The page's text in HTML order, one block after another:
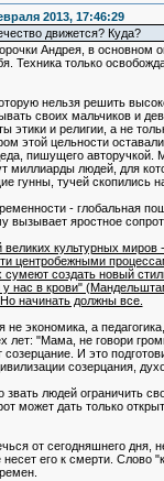
2013, 17:46:29
движется? Куда?
Андрея, в основном
Техника только
нельзя решить
своих мальчиков и
этики и религии, а не
этой цельности
пишущего авторучкой.
миллиарды людей, для
гунны, тучей скопились
- глобальная
вызывает яростное
культурных
центробежными
создать новый
у нас в крови"
начинать должны все.
экономика, а
лет: "Мама, не говори
созерцание. И это
созерцания,
людей ограничить
может дать только
от сегодняшнего
несет его к смерти.